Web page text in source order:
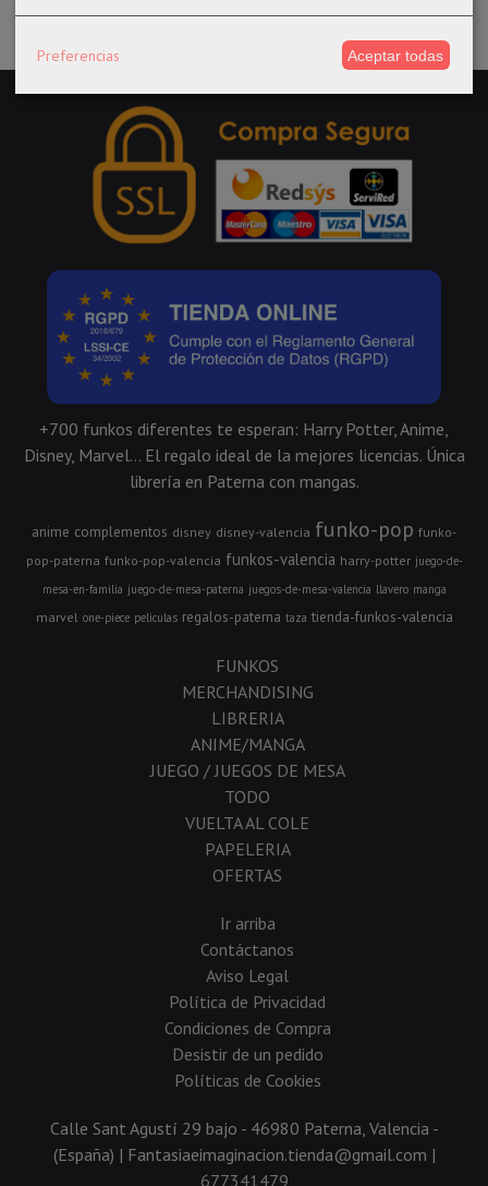
+700 funkos diferentes te esperan: Harry Potter, Anime,
Disney, Marvel... El regalo ideal de la mejores licencias. Única
librería en Paterna con mangas.
anime complementos disney disney-valencia funko-pop funko-
pop-paterna funko-pop-valencia funkos-valencia harry-potter juego-de-
mesa-en-familia juego-de-mesa-paterna juegos-de-mesa-valencia llavero manga
marvel one-piece peliculas regalos-paterna taza tienda-funkos-valencia
FUNKOS
MERCHANDISING
LIBRERIA
ANIME/MANGA
JUEGO / JUEGOS DE MESA
TODO
VUELTA AL COLE
PAPELERIA
OFERTAS
Ir arriba
Contáctanos
Aviso Legal
Política de Privacidad
Condiciones de Compra
Desistir de un pedido
Políticas de Cookies
Calle Sant Agustí 29 bajo - 46980 Paterna, Valencia -
(España) | Fantasiaeimaginacion.tienda@gmail.com |
677341479
Preferencias Aceptar todas